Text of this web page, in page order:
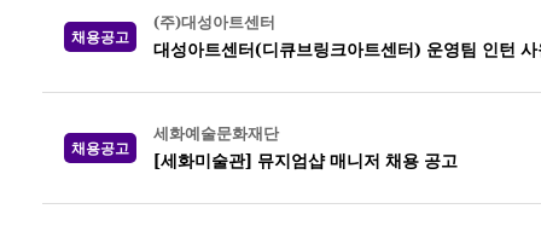
채용공고
(주)대성아트센터
대성아트센터(디큐브링크아트센터) 운영팀 인턴
채용공고
세화예술문화재단
[세화미술관] 뮤지엄샵 매니저 채용 공고